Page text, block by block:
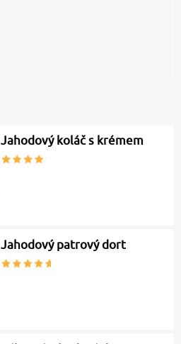
Jahodový koláč s krémem
Jahodový patrový dort